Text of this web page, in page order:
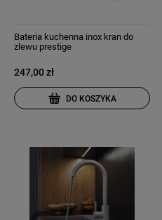
Bateria kuchenna inox kran do
zlewu prestige
247,00 zł
DO KOSZYKA